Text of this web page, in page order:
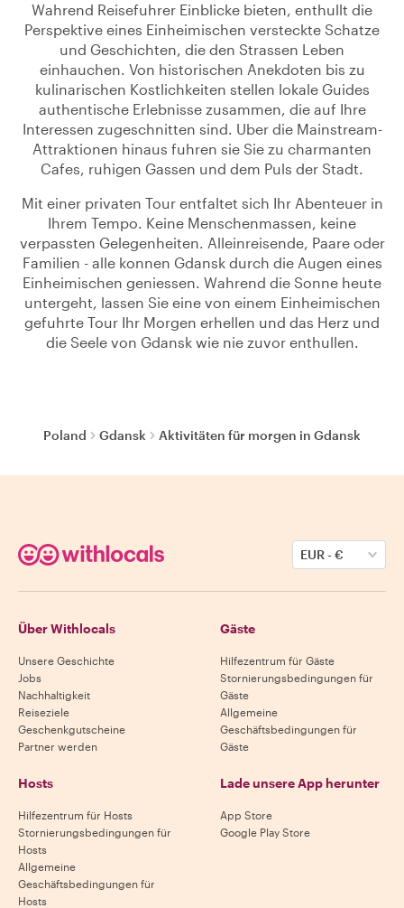
Wahrend Reisefuhrer Einblicke bieten, enthullt die
Perspektive eines Einheimischen versteckte Schatze
und Geschichten, die den Strassen Leben
einhauchen. Von historischen Anekdoten bis zu
kulinarischen Kostlichkeiten stellen lokale Guides
authentische Erlebnisse zusammen, die auf Ihre
Interessen zugeschnitten sind. Uber die Mainstream-
Attraktionen hinaus fuhren sie Sie zu charmanten
Cafes, ruhigen Gassen und dem Puls der Stadt.
Mit einer privaten Tour entfaltet sich Ihr Abenteuer in
Ihrem Tempo. Keine Menschenmassen, keine
verpassten Gelegenheiten. Alleinreisende, Paare oder
Familien - alle konnen Gdansk durch die Augen eines
Einheimischen geniessen. Wahrend die Sonne heute
untergeht, lassen Sie eine von einem Einheimischen
gefuhrte Tour Ihr Morgen erhellen und das Herz und
die Seele von Gdansk wie nie zuvor enthullen.
Poland Gdansk Aktivitäten für morgen in Gdansk
EUR-€
Über Withlocals
Unsere Geschichte
Jobs
Nachhaltigkeit
Reiseziele
Geschenkgutscheine
Partner werden
Gäste
Hilfezentrum für Gäste
Stornierungsbedingungen für
Gäste
Allgemeine
Geschäftsbedingungen für
Gäste
Hosts
Hilfezentrum für Hosts
Stornierungsbedingungen für
Hosts
Allgemeine
Geschäftsbedingungen für
Hosts
Lade unsere App herunter
App Store
Google Play Store